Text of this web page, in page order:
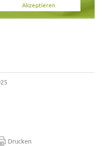
Akzeptieren
Drucken